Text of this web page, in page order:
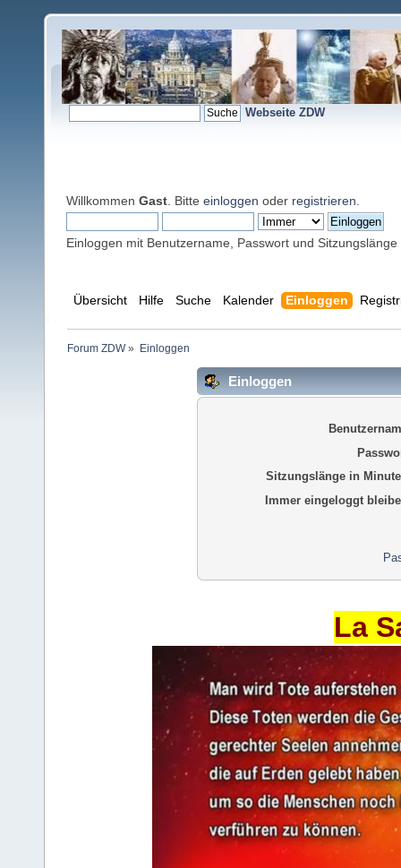
Webseite ZDW
Willkommen Gast . Bitte einloggen oder registrieren
Einloggen mit Benutzername, Passwort und Sitzungslänge
Übersicht Hilfe Suche Kalender Einloggen
Forum ZDW» Einloggen
Einloggen
Sitzungslänge in
Immer eingeloggt
La